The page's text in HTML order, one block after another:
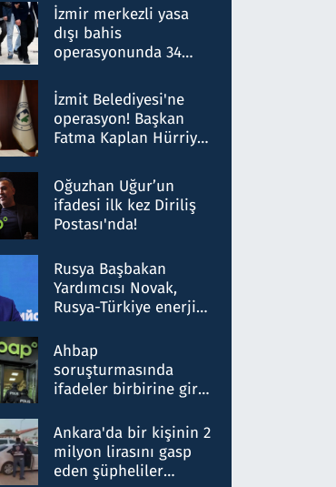
hakkında gözaltı kararı
İzmir merkezli yasa
dışı bahis
operasyonunda 34
Milyar liralık para
trafiği tespit edildi
İzmit Belediyesi'ne
operasyon! Başkan
Fatma Kaplan Hürriyet
Oğuzhan Uğur’un
ifadesi ilk kez Diriliş
Postası'nda!
Rusya Başbakan
Yardımcısı Novak,
Rusya-Türkiye enerji
nitelikte olduğunu
belirtti
Ahbap
soruşturmasında
ifadeler birbirine girdi:
ifadelerinden ortaya
çıkan tablo şok etti
Ankara'da bir kişinin 2
milyon lirasını gasp
eden şüpheliler